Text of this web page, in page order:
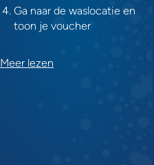
Ga naar de waslocatie en
toon je voucher
Meer lezen